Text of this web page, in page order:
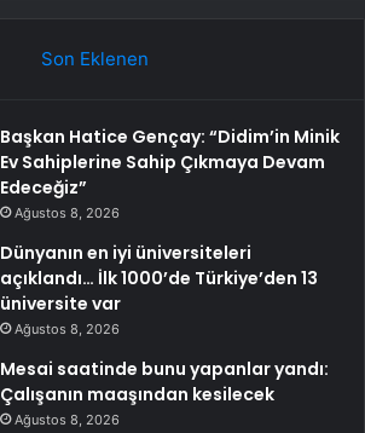
Son Eklenen
Başkan Hatice Gençay: “Didim’in Minik
Ev Sahiplerine Sahip Çıkmaya Devam
Edeceğiz”
Ağustos 8, 2026
Dünyanın en iyi üniversiteleri
açıklandı… İlk 1000’de Türkiye’den 13
üniversite var
Ağustos 8, 2026
Mesai saatinde bunu yapanlar yandı:
Çalışanın maaşından kesilecek
Ağustos 8, 2026